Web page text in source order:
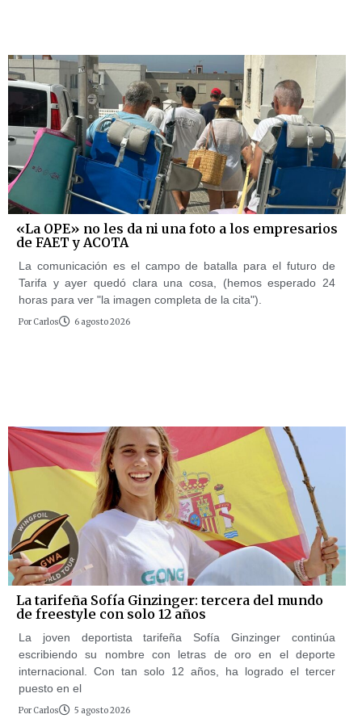
«La OPE» no les da ni una foto a los empresarios
de FAET y ACOTA
La comunicación es el campo de batalla para el futuro de
Tarifa y ayer quedó clara una cosa, (hemos esperado 24
horas para ver "la imagen completa de la cita").
Por Carlos 6 agosto 2026
La tarifeña Sofía Ginzinger: tercera del mundo
de freestyle con solo 12 años
La joven deportista tarifeña Sofía Ginzinger continúa
escribiendo su nombre con letras de oro en el deporte
internacional. Con tan solo 12 años, ha logrado el tercer
puesto en el
Por Carlos 5 agosto 2026